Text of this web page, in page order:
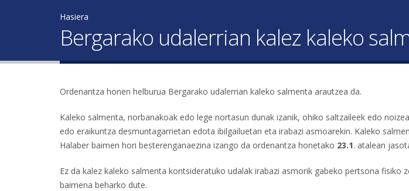
Hasiera
Bergarako udalerrian kalez kaleko
Ordenantza honen helburua Bergarako udalerrian kaleko salmenta arautzea da.
Kaleko salmenta, norbanakoak edo lege nortasun dunak izanik, ohiko saltzaileek edo
edo eraikuntza desmuntagarrietan edota ibilgailuetan eta irabazi asmoarekin. Kaleko
Halaber baimen hori besterenganaezina izango da ordenantza honetako 23.1. atalean
Ez da kalez kaleko salmenta kontsideratuko udalak irabazi asmorik gabeko pertsona
baimena beharko dute.